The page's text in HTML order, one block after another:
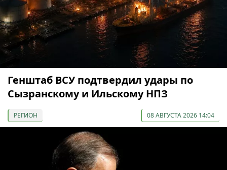
Генштаб ВСУ подтвердил удары по
Сызранскому и Ильскому НПЗ
РЕГИОН 08 АВГУСТА 2026 14:04